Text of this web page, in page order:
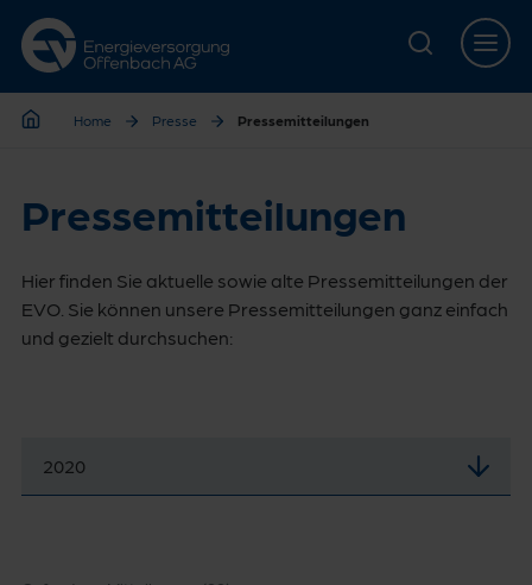
Zur Hauptnavigation springen
Zur Servicelasche springen
Zum Hauptinhalt springen
Zur Footernavigation springen
Home Presse Pressemitteilungen
Pressemitteilungen
Hier finden Sie aktuelle sowie alte Pressemitteilungen der
EVO. Sie können unsere Pressemitteilungen ganz einfach
und gezielt durchsuchen:
2020